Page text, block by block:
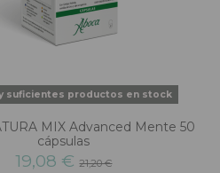
suficientes productos en stock
MIX Advanced Mente 50
cápsulas
19,08 €21,20 €